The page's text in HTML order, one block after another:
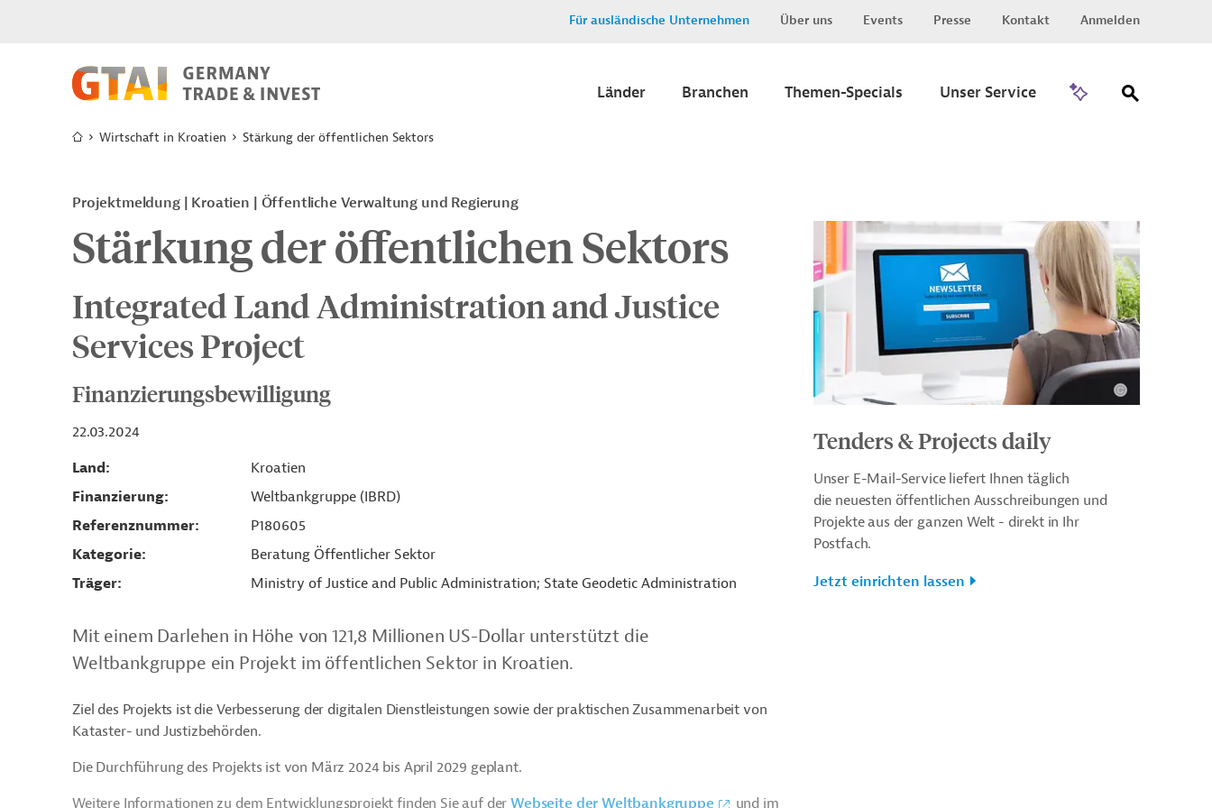
Für ausländische Unternehmen Über uns Events Presse Kontakt Anmelden
Länder Branchen Themen-Specials Unser Service
Wirtschaft in Kroatien Stärkung der öffentlichen Sektors
Projektmeldung Kroatien Öffentliche Verwaltung und Regierung
Stärkung der öffentlichen Sektors
Integrated Land Administration and Justice
Services Project
Finanzierungsbewilligung
22.03.2024
Land
Kroatien
Finanzierung
Weltbankgruppe (IBRD)
Referenznummer
P180605
Kategorie
Beratung Öffentlicher Sektor
Träger
Ministry of Justice and Public Administration; State Geodetic Administration
Mit einem Darlehen in Höhe von 121,8 Millionen US-Dollar unterstützt die
Weltbankgruppe ein Projekt im öffentlichen Sektor in Kroatien.
Ziel des Projekts ist die Verbesserung der digitalen Dienstleistungen sowie der praktischen Zusammenarbeit von
Kataster- und Justizbehörden.
Die Durchführung des Projekts ist von März 2024 bis April 2029 geplant.
Weitere Informationen zu dem Entwicklungsprojekt finden Sie auf derWebseite der Weltbankgruppe
und im
Tenders & Projects daily
Unser E-Mail-Service liefert Ihnen täglich
die neuesten öffentlichen Ausschreibungen und
Projekte aus der ganzen Welt - direkt in Ihr
Postfach.
Jetzt einrichten lassen